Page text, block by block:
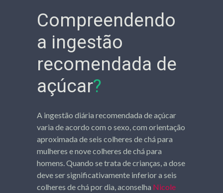
Compreendendo
a ingestão
recomendada de
açúcar?
A ingestão diária recomendada de açúcar
varia de acordo com o sexo, com orientação
aproximada de seis colheres de chá para
mulheres e nove colheres de chá para
homens. Quando se trata de crianças, a dose
deve ser significativamente inferior a seis
colheres de chá por dia, aconselha Nicole